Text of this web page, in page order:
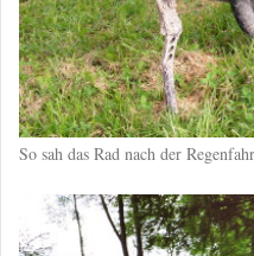
So sah das Rad nach der